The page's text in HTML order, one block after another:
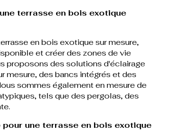
terrasse en bois exotique
en bois exotique sur mesure,
et créer des zones de vie
proposons des solutions d'éclairage
mesure, des bancs intégrés et des
sommes également en mesure de
tels que des pergolas, des
une terrasse en bois exotique